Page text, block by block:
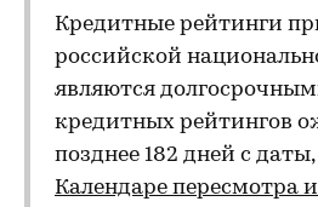
Кредитные рейтинги
российской
являются
кредитных рейтингов
позднее 182 дней с
Календаре пересмотра